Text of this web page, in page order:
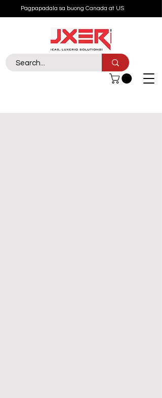
Pagpapadala sa buong Canada at US